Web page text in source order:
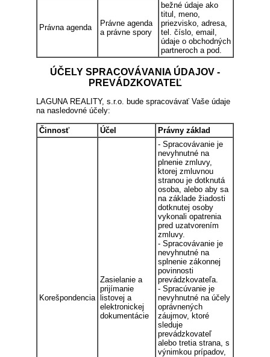
Právna agenda
Právne agenda
a právne spory
bežné údaje ako
titul, meno,
priezvisko, adresa,
tel. číslo, email,
údaje o obchodných
partneroch a pod.
ÚČELY SPRACOVÁVANIA ÚDAJOV -
PREVÁDZKOVATEĽ
LAGUNA REALITY, s.r.o. bude spracovávať Vaše údaje
na nasledovné účely:
Činnosť Účel Právny základ
Korešpondencia
Zasielanie a
prijímanie
listovej a
elektronickej
dokumentácie
- Spracovávanie je
nevyhnutné na
plnenie zmluvy,
ktorej zmluvnou
stranou je dotknutá
osoba, alebo aby sa
na základe žiadosti
dotknutej osoby
vykonali opatrenia
pred uzatvorením
zmluvy.
- Spracovávanie je
nevyhnutné na
splnenie zákonnej
povinnosti
prevádzkovateľa.
- Spracúvanie je
nevyhnutné na účely
oprávnených
záujmov, ktoré
sleduje
prevádzkovateľ
alebo tretia strana, s
výnimkou prípadov,